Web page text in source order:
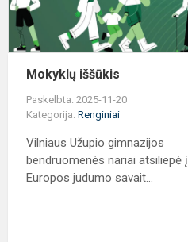
neįprastą
Mokyklų iššūkis
Paskelbta: 2025-11-20
Kategorija:Renginiai
Vilniaus Užupio gimnazijos
bendruomenės nariai atsiliepė į
Europos judumo savait...